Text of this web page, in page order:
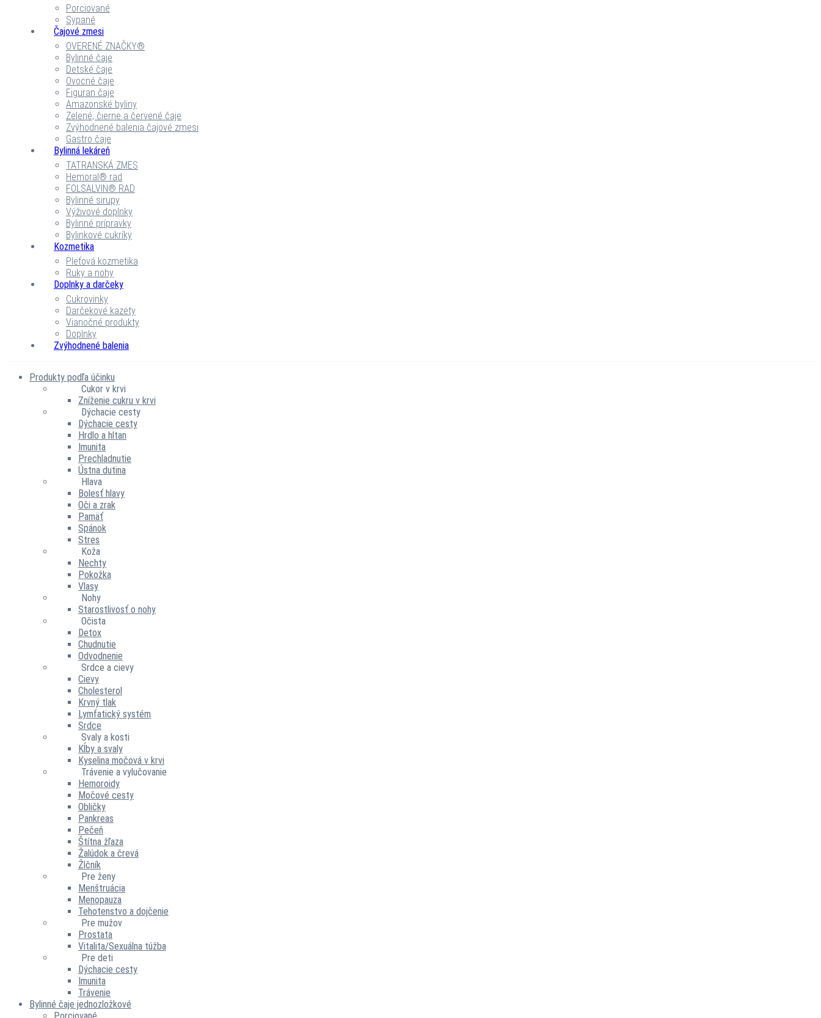
Porciované
Sypané
Čajové zmesi
OVERENÉ ZNAČKY®
Bylinné čaje
Detské čaje
Ovocné čaje
Figuran čaje
Amazonské byliny
Zelené, čierne a červené čaje
Zvýhodnené balenia čajové zmesi
Gastro čaje
Bylinná lekáreň
TATRANSKÁ ZMES
Hemoral® rad
FOLSALVIN® RAD
Bylinné sirupy
Výživové doplnky
Bylinné prípravky
Bylinkové cukríky
Kozmetika
Pleťová kozmetika
Ruky a nohy
Doplnky a darčeky
Cukrovinky
Darčekové kazety
Vianočné produkty
Doplnky
Zvýhodnené balenia
Produkty podľa účinku
Cukor v krvi
Zníženie cukru v krvi
Dýchacie cesty
Dýchacie cesty
Hrdlo a hltan
Imunita
Prechladnutie
Ústna dutina
Hlava
Bolesť hlavy
Oči a zrak
Pamäť
Spánok
Stres
Koža
Nechty
Pokožka
Vlasy
Nohy
Starostlivosť o nohy
Očista
Detox
Chudnutie
Odvodnenie
Srdce a cievy
Cievy
Cholesterol
Krvný tlak
Lymfatický systém
Srdce
Svaly a kosti
Kĺby a svaly
Kyselina močová v krvi
Trávenie a vylučovanie
Hemoroidy
Močové cesty
Obličky
Pankreas
Pečeň
Štítna žľaza
Žalúdok a črevá
Žlčník
Pre ženy
Menštruácia
Menopauza
Tehotenstvo a dojčenie
Pre mužov
Prostata
Vitalita/Sexuálna túžba
Pre deti
Dýchacie cesty
Imunita
Trávenie
Bylinné čaje jednozložkové